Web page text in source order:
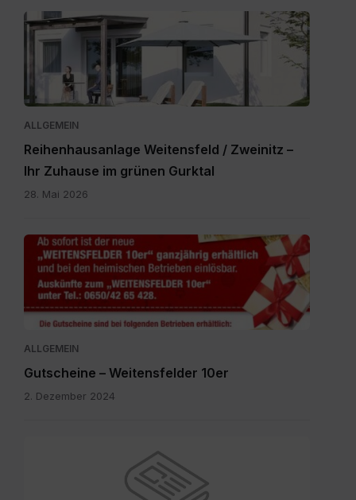
Expose_Weitensfeld-
Zweinitz_20260528.pdf
ALLGEMEIN
Reihenhausanlage Weitensfeld / Zweinitz –
Ihr Zuhause im grünen Gurktal
28. Mai 2026
Gutscheine.pdf
ALLGEMEIN
Gutscheine – Weitensfelder 10er
2. Dezember 2024